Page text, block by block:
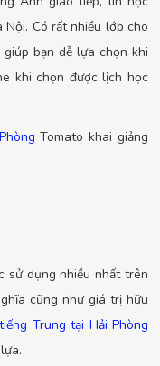
Có rất nhiều lớp cho
bạn dễ lựa chọn khi
khi chọn được lịch học
Tomato khai giảng
sử dụng nhiều nhất trên
cũng như giá trị hữu
Trung tại Hải Phòng